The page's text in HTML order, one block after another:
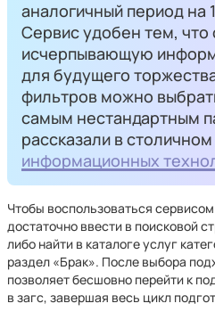
аналогичный период на
Сервис удобен тем, что
исчерпывающую
для будущего
фильтров можно
самым нестандартным
рассказали в столичном
информационных
Чтобы воспользоваться
достаточно ввести в поисковой
либо найти в каталоге услуг
раздел «Брак». После выбора
позволяет бесшовно перейти к
в загс, завершая весь цикл